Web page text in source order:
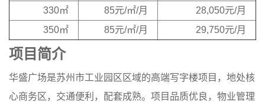
330㎡ 85元/㎡/月
28,050元/月
350㎡
85元/㎡/月 29,750元/月
项目简介
华盛广场是苏州市工业园区区域的高端写字楼项目，地处核
心商务区，交通便利，配套成熟。项目品质优良，物业管理